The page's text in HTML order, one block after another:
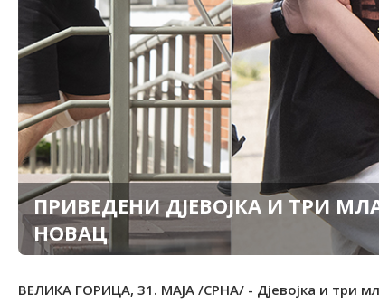
ПРИВЕДЕНИ ДЈЕВОЈКА И ТРИ
НОВАЦ
ВЕЛИКА ГОРИЦА, 31. МАЈА /СРНА/ - Дјевојка и три